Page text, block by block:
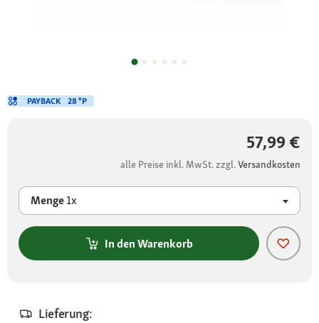
57,99 €
alle Preise inkl. MwSt. zzgl.Versandkosten
Menge1x
In den Warenkorb
Lieferung:
PAYBACK 28 °P